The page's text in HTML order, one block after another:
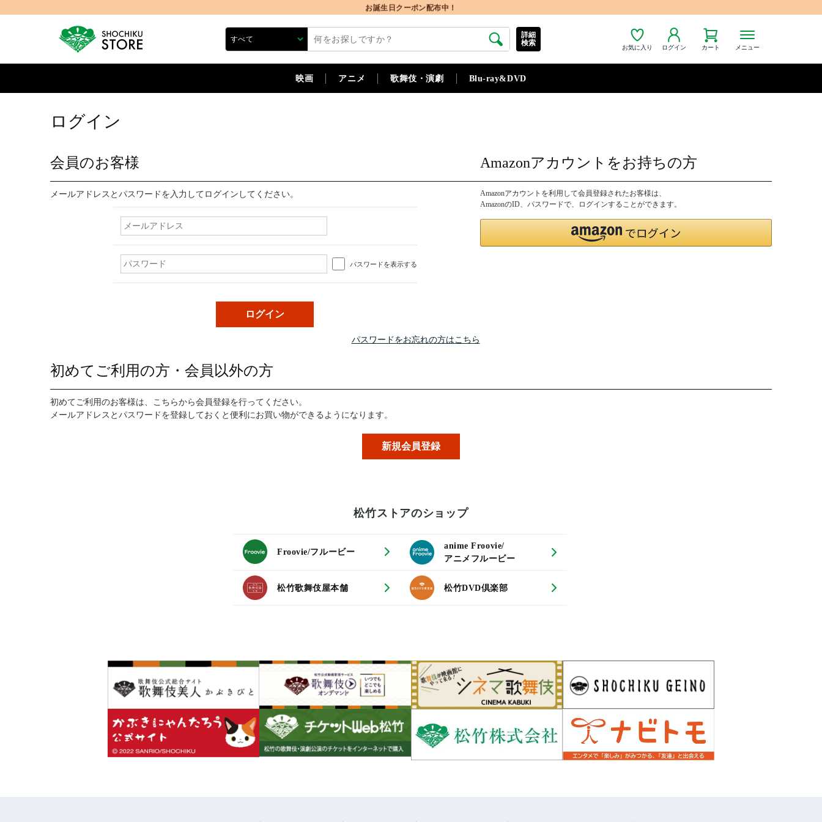
お誕生日クーポン配布中！
お気に入り ログイン カート メニュー
詳細
検索
映画 アニメ 歌舞伎・演劇 Blu-ray&DVD
ログイン
会員のお客様
メールアドレスとパスワードを入力してログインしてください。
パスワードを表示する
パスワードをお忘れの方はこちら
Amazonアカウントをお持ちの方
Amazonアカウントを利用して会員登録されたお客様は、
AmazonのID、パスワードで、ログインすることができます。
初めてご利用の方・会員以外の方
初めてご利用のお客様は、こちらから会員登録を行ってください。
メールアドレスとパスワードを登録しておくと便利にお買い物ができるようになります。
松竹ストアのショップ
Froovie/フルービー
anime Froovie/
アニメフルービー
松竹歌舞伎屋本舗 松竹DVD倶楽部